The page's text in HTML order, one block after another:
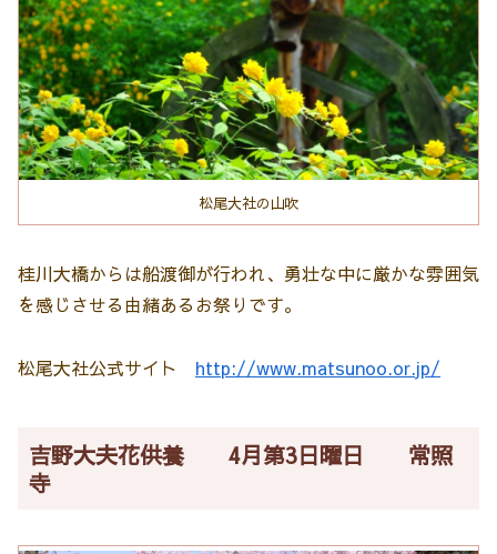
松尾大社の山吹
桂川大橋からは船渡御が行われ、勇壮な中に厳かな雰囲気
を感じさせる由緒あるお祭りです。
松尾大社公式サイト http://www.matsunoo.or.jp/
吉野大夫花供養 4月第3日曜日 常照
寺